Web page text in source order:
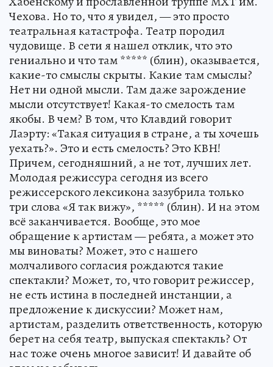
Чехова. Но то, что я увидел, — это просто
театральная катастрофа. Театр породил
чудовище. В сети я нашел отклик, что это
гениально и что там ***** (блин), оказывается,
какие-то смыслы скрыты. Какие там смыслы?
Нет ни одной мысли. Там даже зарождение
мысли отсутствует! Какая-то смелость там
якобы. В чем? В том, что Клавдий говорит
Лаэрту: «Такая ситуация в стране, а ты хочешь
уехать?». Это и есть смелость? Это КВН!
Причем, сегодняшний, а не тот, лучших лет.
Молодая режиссура сегодня из всего
режиссерского лексикона зазубрила только
три слова «Я так вижу», ***** (блин). И на этом
всё заканчивается. Вообще, это мое
обращение к артистам — ребята, а может это
мы виноваты? Может, это с нашего
молчаливого согласия рождаются такие
спектакли? Может, то, что говорит режиссер,
не есть истина в последней инстанции, а
предложение к дискуссии? Может нам,
артистам, разделить ответственность, которую
берет на себя театр, выпуская спектакль? От
нас тоже очень многое зависит! И давайте об